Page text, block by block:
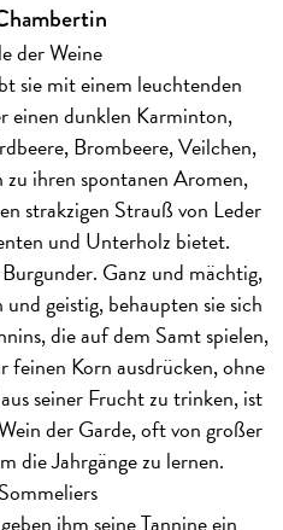
der Weine
sie mit einem leuchtenden
einen dunklen Karminton,
Brombeere, Veilchen,
zu ihren spontanen Aromen,
strakzigen Strauß von Leder
und Unterholz bietet.
Ganz und mächtig,
geistig, behaupten sie sich
die auf dem Samt spielen,
feinen Korn ausdrücken, ohne
seiner Frucht zu trinken, ist
der Garde, oft von großer
die Jahrgänge zu lernen.